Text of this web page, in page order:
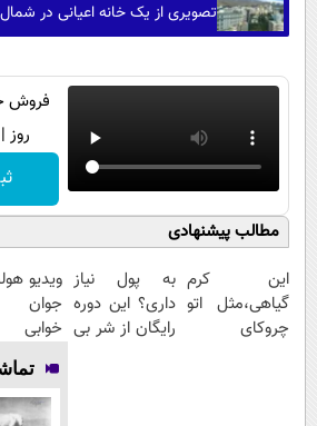
تصویری از یک خانه اعیانی در شمال
فروش
روز
مطالب پیشنهادی
این کرم
گیاهی،مثل اتو
چروکای
به پول نیاز
داری؟ این دوره
رایگان از شر بی
ویدیو
جوان
آموزش